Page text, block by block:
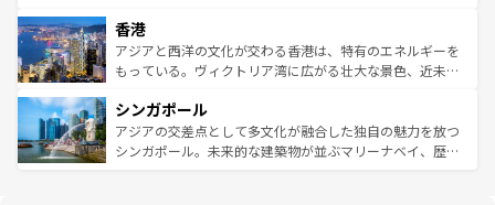
とつ。フォーやバインミー、ベトナムコーヒーなどは、ぜ
ひ現地で味わいたい。どの地域を訪れてもあたたかい人々
が旅行者を迎えてくれるので、きっと忘れられない旅にな
参照してほしい。
の活気が交差している。北部ではチェンマイなどの山岳地
帯で自然と触れ合い、南部ではプーケットやクラビの美し
いビーチでリゾート気分を楽しむことができる。タイ料理
激する。気候は一年中温暖で、どの季節にも異なる楽しみ
が待っている。親しみやすいタイの人々、仏教を中心とし
た文化、そして多様な観光資源が、訪れる旅人を魅了し続
香港
アジアと西洋の文化が交わる香港は、特有のエネルギーを
もっている。ヴィクトリア湾に広がる壮大な景色、近未来
み、どこを訪れても感動するはず。観光スポットが密集し
ており、効率よく見どころを回れるのも魅力。息をのむよ
うな絶景から文化的な体験まで、香港を存分に楽しみ尽く
シンガポール
アジアの交差点として多文化が融合した独自の魅力を放つ
シンガポール。未来的な建築物が並ぶマリーナベイ、歴史